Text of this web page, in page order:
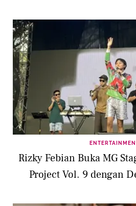
Rizky Febian Buka MG
Project Vol. 9 dengan